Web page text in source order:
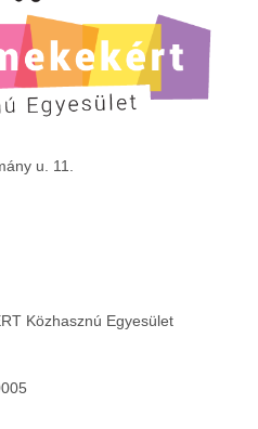
u. 11.
Közhasznú Egyesület